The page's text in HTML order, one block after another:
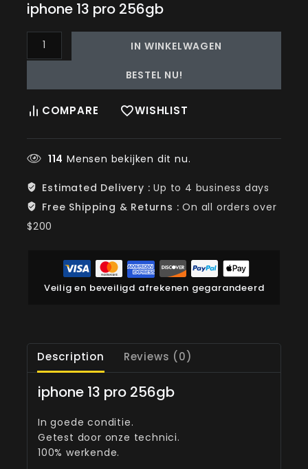
iphone 13 pro 256gb
IN WINKELWAGEN
BESTEL NU!
COMPARE WISHLIST
114 Mensen bekijken dit nu.
Estimated Delivery :Up to 4 business days
Free Shipping & Returns :On all orders over
$200
Veilig en beveiligd afrekenen gegarandeerd
Description Reviews (0)
iphone 13 pro 256gb
In goede conditie.
Getest door onze technici.
100% werkende.